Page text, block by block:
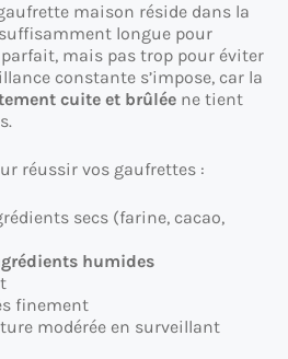
maison réside dans la
longue pour
mais pas trop pour éviter
constante s’impose, car la
cuite et brûlée ne tient
réussir vos gaufrettes :
secs (farine, cacao,
humides
finement
modérée en surveillant